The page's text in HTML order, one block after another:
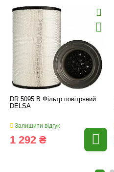
DR 5095 B Фільтр повітряний
DELSA
Залишити відгук
1 292 ₴